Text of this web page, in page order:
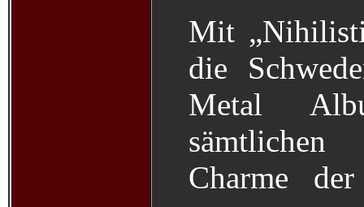
Mit
die
Metal
Charme